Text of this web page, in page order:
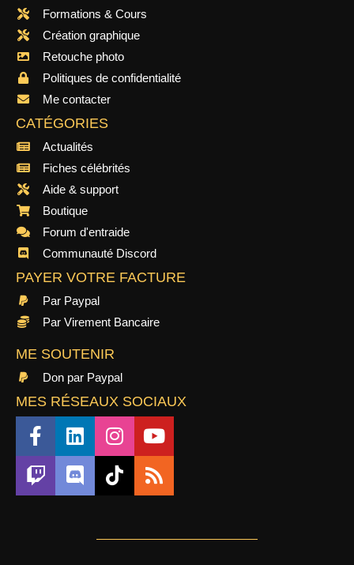
Formations & Cours
Création graphique
Retouche photo
Politiques de confidentialité
Me contacter
CATÉGORIES
Actualités
Fiches célébrités
Aide & support
Boutique
Forum d'entraide
Communauté Discord
PAYER VOTRE FACTURE
Par Paypal
Par Virement Bancaire
ME SOUTENIR
Don par Paypal
MES RÉSEAUX SOCIAUX